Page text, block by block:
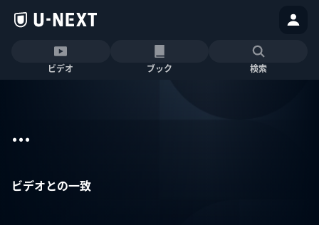
ビデオ ブック 検索
...
ビデオとの一致